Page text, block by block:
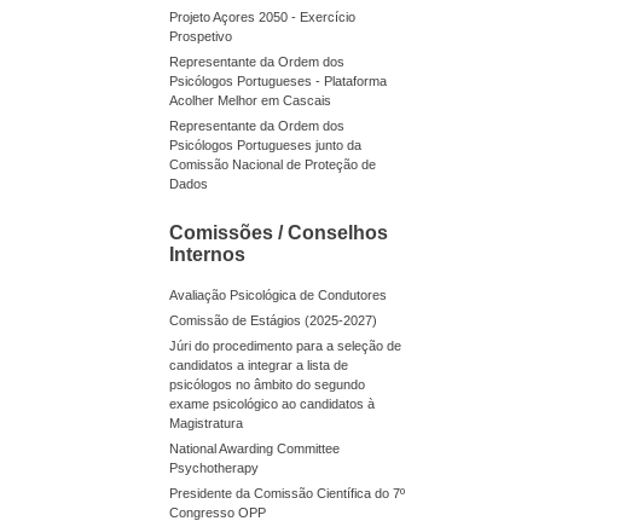
Projeto Açores 2050 - Exercício
Prospetivo
Representante da Ordem dos
Psicólogos Portugueses - Plataforma
Acolher Melhor em Cascais
Representante da Ordem dos
Psicólogos Portugueses junto da
Comissão Nacional de Proteção de
Dados
Comissões / Conselhos
Internos
Avaliação Psicológica de Condutores
Comissão de Estágios (2025-2027)
Júri do procedimento para a seleção de
candidatos a integrar a lista de
psicólogos no âmbito do segundo
exame psicológico ao candidatos à
Magistratura
National Awarding Committee
Psychotherapy
Presidente da Comissão Científica do 7º
Congresso OPP